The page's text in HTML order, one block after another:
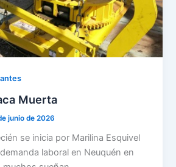
Muerta
junio de 2026
se inicia por Marilina Esquivel
laboral en Neuquén en